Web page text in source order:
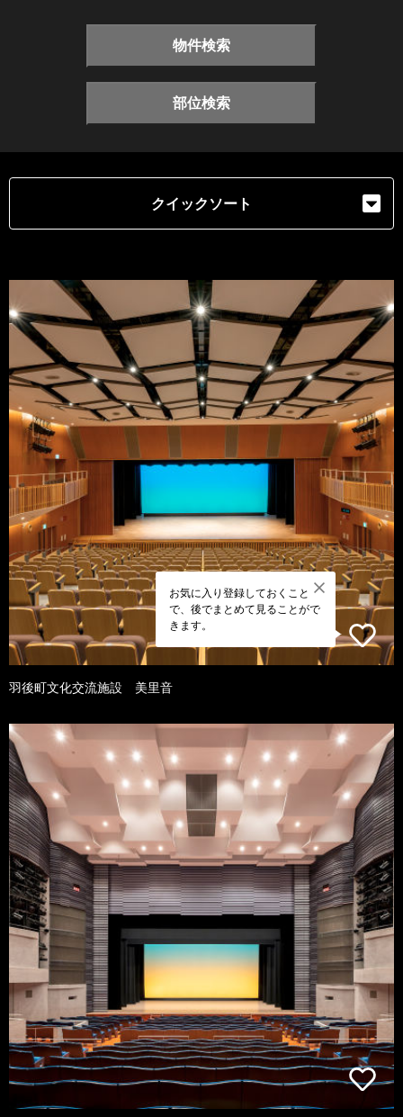
物件検索
部位検索
クイックソート
お気に入り登録しておくこと
で、後でまとめて見ることがで
きます。
羽後町文化交流施設 美里音